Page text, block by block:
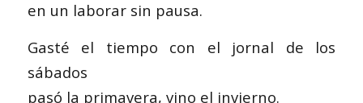
en un laborar sin pausa.
Gasté el tiempo con el jornal de los
sábados
pasó la primavera, vino el invierno.